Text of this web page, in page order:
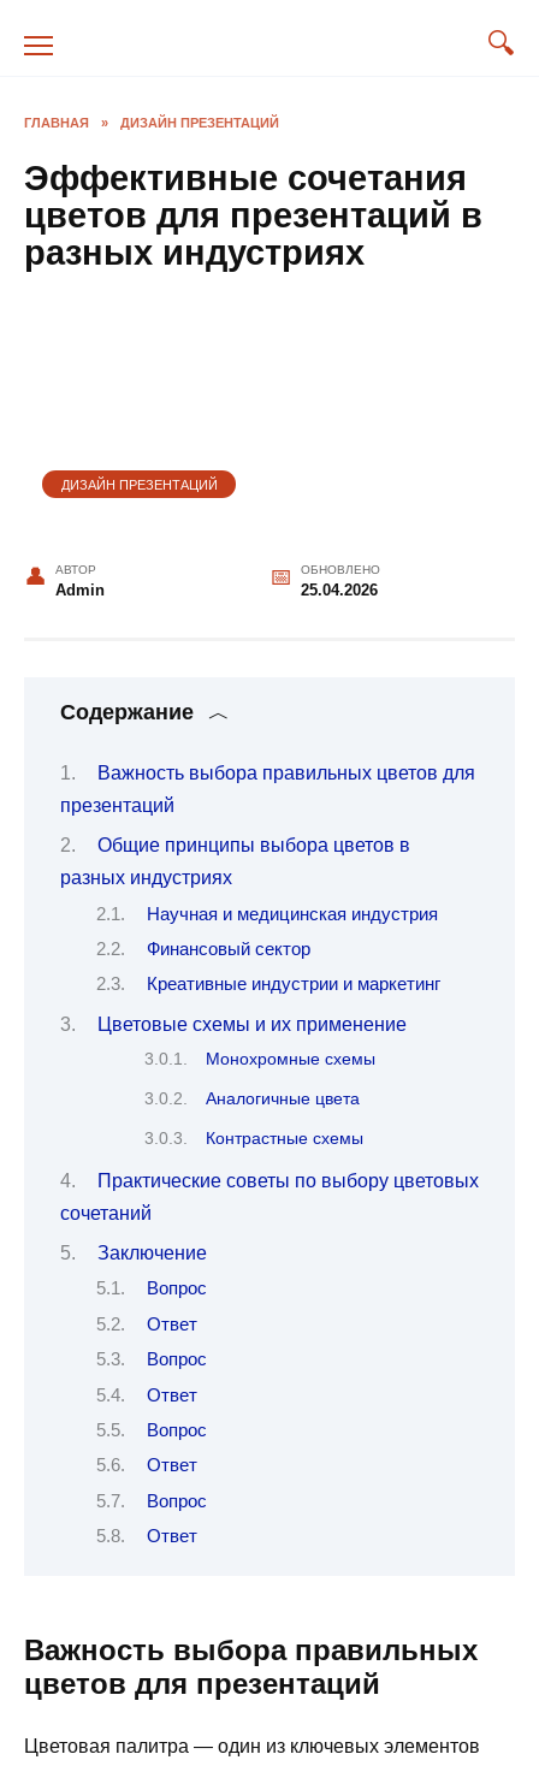
ГЛАВНАЯ » ДИЗАЙН ПРЕЗЕНТАЦИЙ
Эффективные сочетания
цветов для презентаций в
разных индустриях
ДИЗАЙН ПРЕЗЕНТАЦИЙ
АВТОР
Admin
ОБНОВЛЕНО
25.04.2026
Содержание
Важность выбора правильных цветов для
презентаций
Общие принципы выбора цветов в
разных индустриях
Научная и медицинская индустрия
Финансовый сектор
Креативные индустрии и маркетинг
Цветовые схемы и их применение
Монохромные схемы
Аналогичные цвета
Контрастные схемы
Практические советы по выбору цветовых
сочетаний
Заключение
Вопрос
Ответ
Вопрос
Ответ
Вопрос
Ответ
Вопрос
Ответ
Важность выбора правильных
цветов для презентаций
Цветовая палитра — один из ключевых элементов